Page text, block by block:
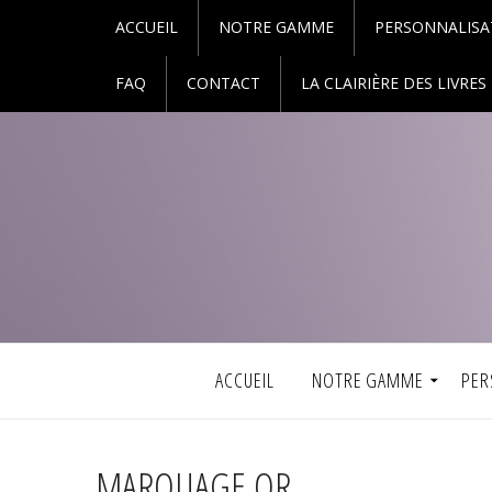
ACCUEIL NOTRE GAMME
FAQ CONTACT LA CLAIRIÈRE DES LIVRES
ACCUEIL NOTRE GAMME